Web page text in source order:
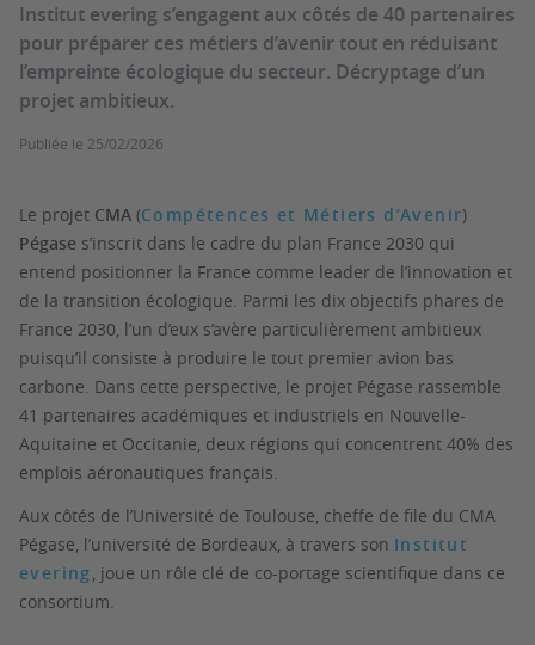
Institut evering s’engagent aux côtés de 40 partenaires
pour préparer ces métiers d’avenir tout en réduisant
l’empreinte écologique du secteur. Décryptage d’un
projet ambitieux.
Publiée le 25/02/2026
Le projet CMA (Compétences et Métiers d’Avenir)
Pégase s’inscrit dans le cadre du plan France 2030 qui
entend positionner la France comme leader de l’innovation et
de la transition écologique. Parmi les dix objectifs phares de
France 2030, l’un d’eux s’avère particulièrement ambitieux
puisqu’il consiste à produire le tout premier avion bas
carbone. Dans cette perspective, le projet Pégase rassemble
41 partenaires académiques et industriels en Nouvelle-
Aquitaine et Occitanie, deux régions qui concentrent 40% des
emplois aéronautiques français.
Aux côtés de l’Université de Toulouse, cheffe de file du CMA
Pégase, l’université de Bordeaux, à travers son Institut
evering, joue un rôle clé de co-portage scientifique dans ce
consortium.